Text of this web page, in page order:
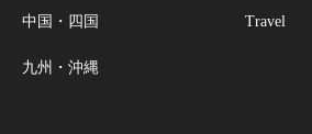
中国・四国
九州・沖縄
Travel